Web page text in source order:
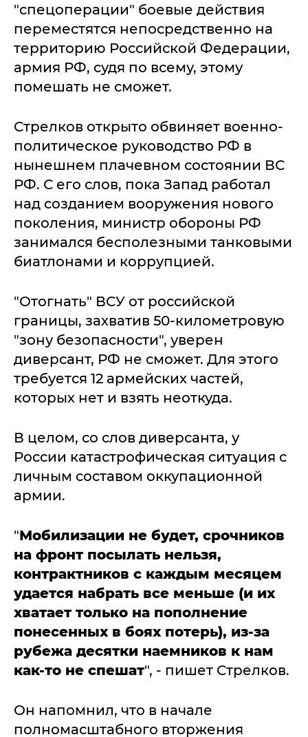
"спецоперации" боевые действия
переместятся непосредственно на
территорию Российской Федерации,
армия РФ, судя по всему, этому
помешать не сможет.
Стрелков открыто обвиняет военно-
политическое руководство РФ в
нынешнем плачевном состоянии ВС
РФ. С его слов, пока Запад работал
над созданием вооружения нового
поколения, министр обороны РФ
занимался бесполезными танковыми
биатлонами и коррупцией.
"Отогнать" ВСУ от российской
границы, захватив 50-километровую
"зону безопасности", уверен
диверсант, РФ не сможет. Для этого
требуется 12 армейских частей,
которых нет и взять неоткуда.
В целом, со слов диверсанта, у
России катастрофическая ситуация с
личным составом оккупационной
армии.
"Мобилизации не будет, срочников
на фронт посылать нельзя,
контрактников с каждым месяцем
удается набрать все меньше (и их
хватает только на пополнение
понесенных в боях потерь), из-за
рубежа десятки наемников к нам
как-то не спешат", - пишет Стрелков.
Он напомнил, что в начале
полномасштабного вторжения